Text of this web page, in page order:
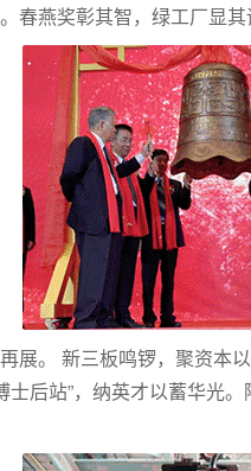
春燕奖彰其智，绿工厂显其
展。 新三板鸣锣，聚资本
士后站”，纳英才以蓄华光